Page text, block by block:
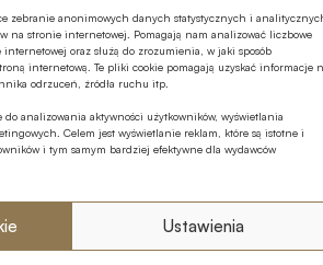
zebranie anonimowych danych statystycznych i
na stronie internetowej. Pomagają nam analizować liczbowe
oraz służą do zrozumienia, w jaki sposób
internetową. Te pliki cookie pomagają uzyskać informacje
odrzuceń, źródła ruchu itp.
do analizowania aktywności użytkowników, wyświetlania
Celem jest wyświetlanie reklam, które są istotne i
i tym samym bardziej efektywne dla wydawców
Ustawienia